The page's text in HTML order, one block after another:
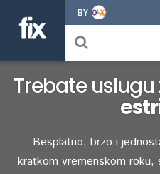
BY
Trebate uslugu
Besplatno, brzo i
kratkom vremenskom roku,